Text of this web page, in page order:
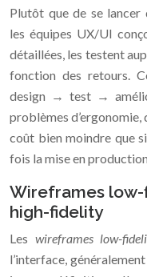
Plutôt que de se lancer
les équipes UX/UI
détaillées, les testent
fonction des retours.
design → test →
problèmes d’ergonomie,
coût bien moindre que
fois la mise en
Wireframes low-
high-fidelity
Les wireframes low-
l’interface,